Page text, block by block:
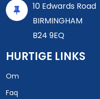
10 Edwards Road
BIRMINGHAM
B24 9EQ
HURTIGE LINKS
Om
Faq